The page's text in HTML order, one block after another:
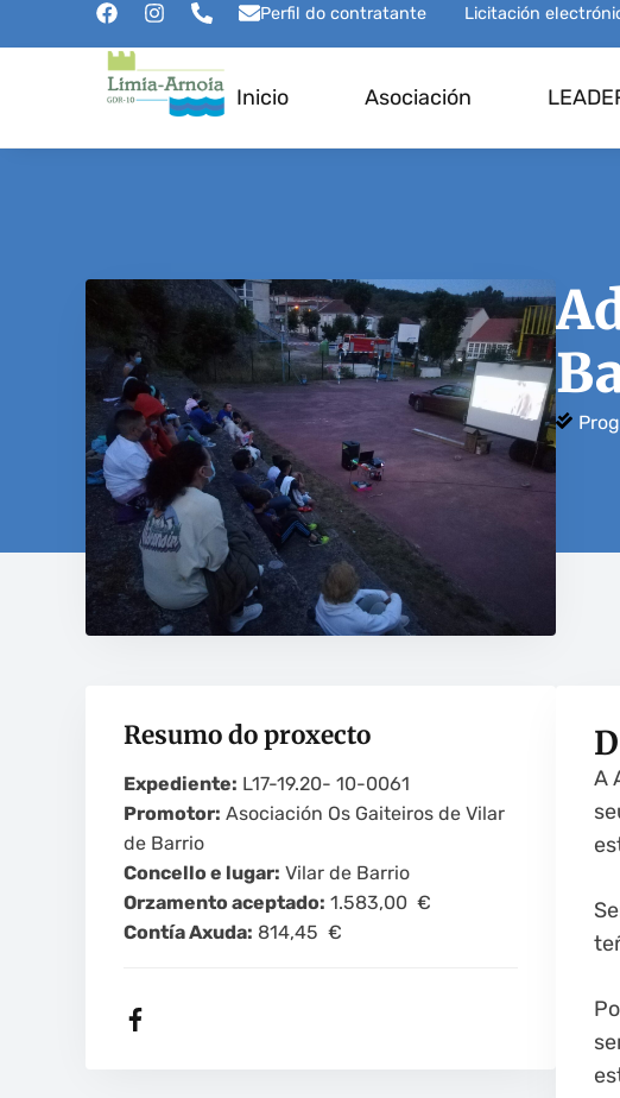
Perfil do contratante Licitación
Inicio Asociación
Resumo do proxecto
Expediente: L17-19.20- 10-0061
Promotor: Asociación Os Gaiteiros de Vilar
de Barrio
Concello e lugar: Vilar de Barrio
Orzamento aceptado: 1.583,00 €
Contía Axuda: 814,45 €
A